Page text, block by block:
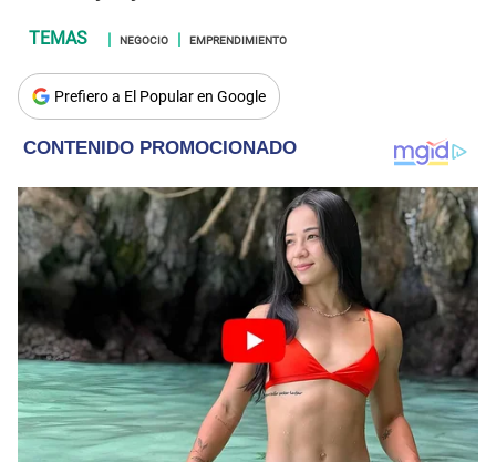
NEGOCIO EMPRENDIMIENTO
Prefiero a El Popular en Google